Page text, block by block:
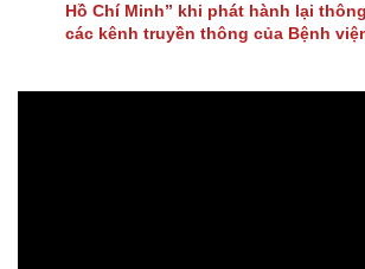
Hồ Chí Minh” khi phát hành lại
các kênh truyền thông của Bệnh